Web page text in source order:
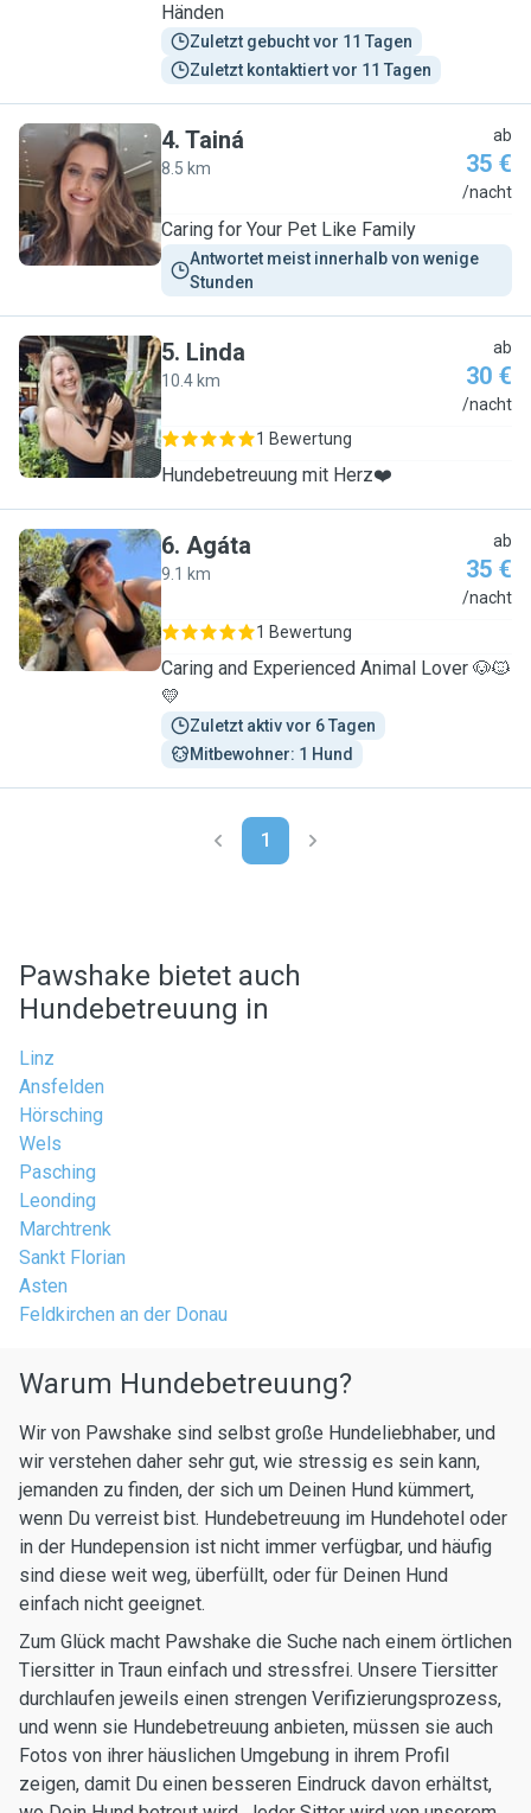
Händen
Zuletzt gebucht vor 11 Tagen
Zuletzt kontaktiert vor 11 Tagen
T
4. Tainá
8.5 km
ab
35 €
/nacht
Caring for Your Pet Like Family
Antwortet meist innerhalb von wenige
Stunden
L
5. Linda
10.4 km
ab
30 €
/nacht
1 Bewertung
Hundebetreuung mit Herz❤️
A
6. Agáta
9.1 km
ab
35 €
/nacht
1 Bewertung
Caring and Experienced Animal Lover 🐶🐱
💛
Zuletzt aktiv vor 6 Tagen
Mitbewohner: 1 Hund
1
Pawshake bietet auch
Hundebetreuung in
Linz
Ansfelden
Hörsching
Wels
Pasching
Leonding
Marchtrenk
Sankt Florian
Asten
Feldkirchen an der Donau
Warum Hundebetreuung?
Wir von Pawshake sind selbst große Hundeliebhaber, und
wir verstehen daher sehr gut, wie stressig es sein kann,
jemanden zu finden, der sich um Deinen Hund kümmert,
wenn Du verreist bist. Hundebetreuung im Hundehotel oder
in der Hundepension ist nicht immer verfügbar, und häufig
sind diese weit weg, überfüllt, oder für Deinen Hund
einfach nicht geeignet.
Zum Glück macht Pawshake die Suche nach einem örtlichen
Tiersitter in Traun einfach und stressfrei. Unsere Tiersitter
durchlaufen jeweils einen strengen Verifizierungsprozess,
und wenn sie Hundebetreuung anbieten, müssen sie auch
Fotos von ihrer häuslichen Umgebung in ihrem Profil
zeigen, damit Du einen besseren Eindruck davon erhältst,